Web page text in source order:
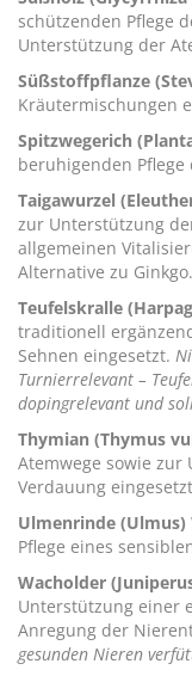
schützenden Pflege
Unterstützung der
Süßstoffpflanze
Kräutermischungen
Spitzwegerich
beruhigenden
Taigawurzel
zur Unterstützung
allgemeinen
Alternative zu Ginkgo.
Teufelskralle
traditionell
Sehnen eingesetzt.
Turnierrelevant –
dopingrelevant und
Thymian (Thymus
Atemwege sowie
Verdauung
Ulmenrinde (Ulmus)
Pflege eines
Wacholder
Unterstützung einer
Anregung der
gesunden Nieren